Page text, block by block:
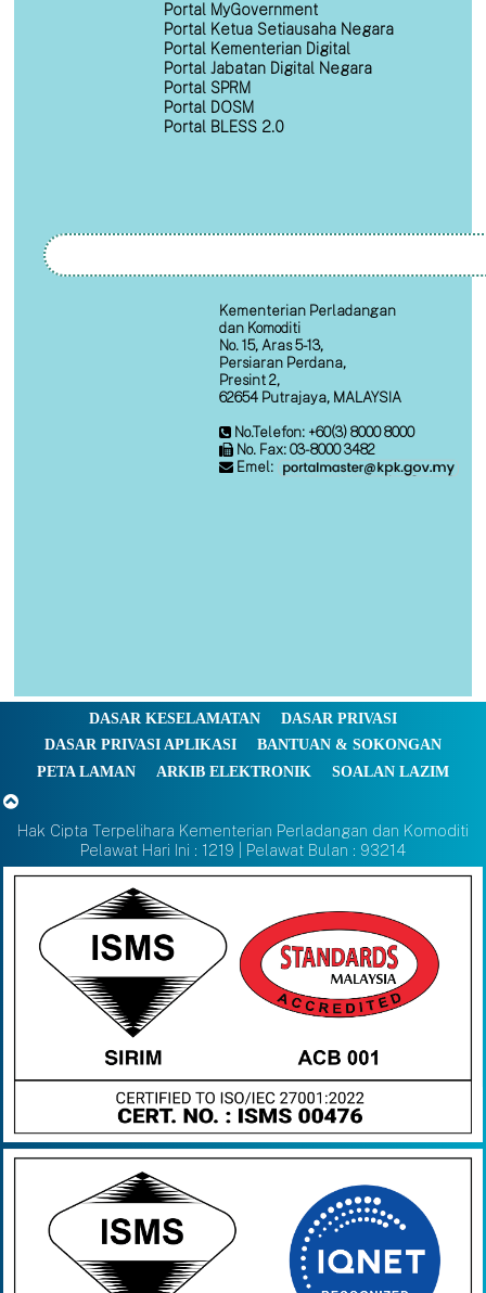
Portal MyGovernment
Portal Ketua Setiausaha Negara
Portal Kementerian Digital
Portal Jabatan Digital Negara
Portal SPRM
Portal DOSM
Portal BLESS 2.0
Kementerian Perladangan
dan Komoditi
No. 15, Aras 5-13,
Persiaran Perdana,
Presint 2,
62654 Putrajaya, MALAYSIA
No.Telefon: +60(3) 8000 8000
No. Fax: 03-8000 3482
Emel:
DASAR KESELAMATAN
DASAR PRIVASI
DASAR PRIVASI APLIKASI
BANTUAN & SOKONGAN
PETA LAMAN
ARKIB ELEKTRONIK SOALAN LAZIM
Hak Cipta Terpelihara Kementerian Perladangan dan Komoditi
Pelawat Hari Ini : 1219 | Pelawat Bulan : 93214